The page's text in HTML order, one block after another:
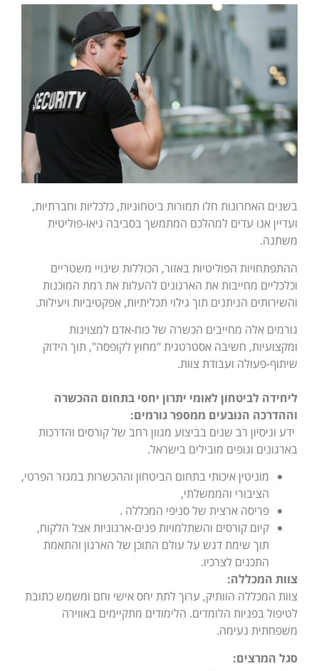
בשנים האחרונות חלו תמורות ביטחוניות, כלכליות וחברתיות,
ועדיין אנו עדים למהלכם המתמשך בסביבה גיאו-פוליטית
משתנה.
ההתפתחויות הפוליטיות באזור, הכוללות שינויי משטריים
וכלכליים מחייבות את הארגונים להעלות את רמת המוכנות
והשירותים הניתנים תוך גילוי תכליתיות, אפקטיביות ויעילות.
גורמים אלה מחייבים הכשרה של כוח-אדם למצוינות
ומקצועיות, חשיבה אסטרטגית "מחוץ לקופסה", תוך הידוק
שיתוף-פעולה ועבודת צוות.
ליחידה לביטחון לאומי יתרון יחסי בתחום ההכשרה
וההדרכה הנובעים ממספר גורמים:
ידע וניסיון רב שנים בביצוע מגוון רחב של קורסים והדרכות
בארגונים וגופים מובילים בישראל.
מוניטין איכותי בתחום הביטחון וההכשרות במגזר הפרטי,
הציבורי והממשלתי,
פריסה ארצית של סניפי המכללה .
קיום קורסים והשתלמויות פנים-ארגוניות אצל הלקוח,
תוך שימת דגש על עולם התוכן של הארגון והתאמת
התכנים לצרכיו.
צוות המכללה:
צוות המכללה הוותיק, ערוך לתת יחס אישי וחם ומשמש כתובת
לטיפול בפניות הלומדים. הלימודים מתקיימים באווירה
משפחתית נעימה.
סגל המרצים: